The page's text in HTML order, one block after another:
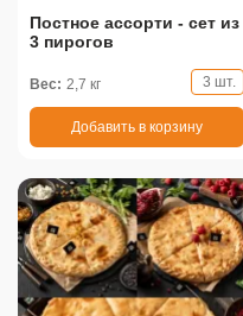
Постное ассорти - сет из
3 пирогов
Вес: 2,7 кг 3 шт.
Добавить в корзину